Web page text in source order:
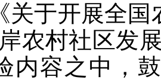
关于开展全
农村社区发
内容之中，